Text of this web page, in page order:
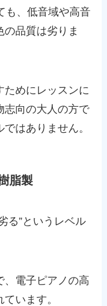
も、低音域や高音
品質は劣りま
ためにレッスンに
志向の大人の方で
はありません。
脂製
る”というレベル
、電子ピアノの高
います。